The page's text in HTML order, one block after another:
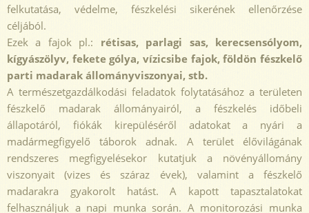
felkutatása, védelme, fészkelési sikerének ellenőrzése
céljából.
Ezek a fajok pl.: rétisas, parlagi sas, kerecsensólyom,
kígyászölyv, fekete gólya, vízicsibe fajok, földön fészkelő
parti madarak állományviszonyai, stb.
A természetgazdálkodási feladatok folytatásához a területen
fészkelő madarak állományairól, a fészkelés időbeli
állapotáról, fiókák kirepüléséről adatokat a nyári a
madármegfigyelő táborok adnak. A terület élővilágának
rendszeres megfigyelésekor kutatjuk a növényállomány
viszonyait (vizes és száraz évek), valamint a fészkelő
madarakra gyakorolt hatást. A kapott tapasztalatokat
felhasználjuk a napi munka során. A monitorozási munka